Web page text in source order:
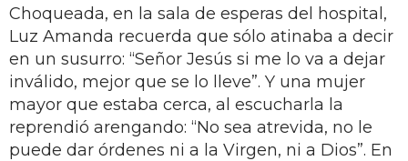
Choqueada, en la sala de esperas del hospital,
Luz Amanda recuerda que sólo atinaba a decir
en un susurro: “Señor Jesús si me lo va a dejar
inválido, mejor que se lo lleve”. Y una mujer
mayor que estaba cerca, al escucharla la
reprendió arengando: “No sea atrevida, no le
puede dar órdenes ni a la Virgen, ni a Dios”. En